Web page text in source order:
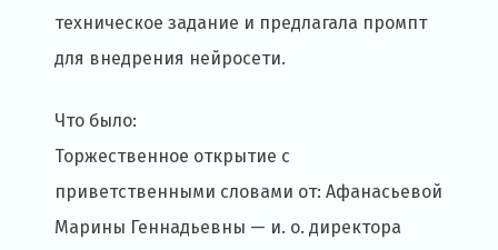
техническое задание и предлагала промпт
для внедрения нейросети.
Что было:
Торжественное открытие с
приветственными словами от: Афанасьевой
Марины Геннадьевны — и. о. директора